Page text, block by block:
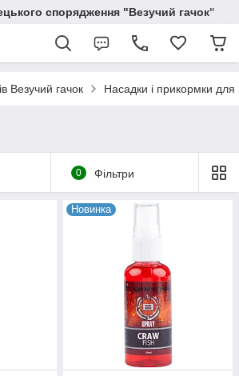
спорядження "Везучий гачок"
Везучий гачок Насадки і прикормки для
0 Фільтри
Новинка